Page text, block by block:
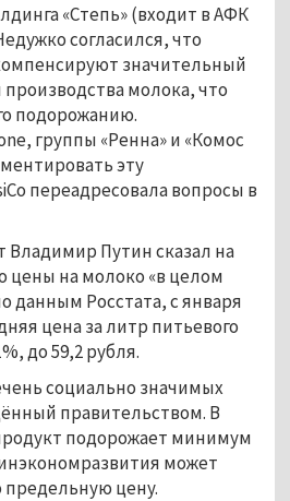
«Степь» (входит в АФК
согласился, что
значительный
молока, что
подорожанию.
группы «Ренна» и «Комос
эту
переадресовала вопросы в
Владимир Путин сказал на
цены на молоко «в целом
данным Росстата, с января
цена за литр питьевого
до 59,2 рубля.
социально значимых
правительством. В
подорожает минимум
может
предельную цену.